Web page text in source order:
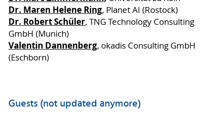
Dr. Maren Helene Ring, Planet AI (Rostock)
Dr. Robert Schüler, TNG Technology Consulting
GmbH (Munich)
Valentin Dannenberg, okadis Consulting GmbH
(Eschborn)
Guests (not updated anymore)